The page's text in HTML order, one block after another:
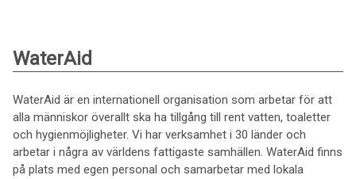
WaterAid
WaterAid är en internationell organisation som arbetar för att
alla människor överallt ska ha tillgång till rent vatten, toaletter
och hygienmöjligheter. Vi har verksamhet i 30 länder och
arbetar i några av världens fattigaste samhällen. WaterAid finns
på plats med egen personal och samarbetar med lokala